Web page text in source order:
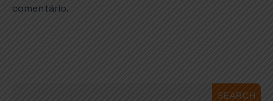
comentário.
SEARCH